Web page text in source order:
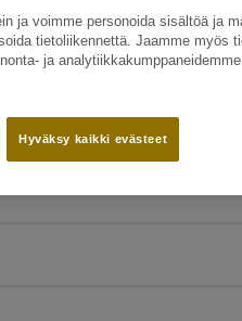
ja voimme personoida sisältöä ja
tietoliikennettä. Jaamme myös
ja analytiikkakumppaneidemme
Hyväksy kaikki evästeet